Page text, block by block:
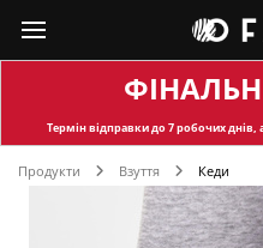
Термін відправкидо 7 робочих днів,
Продукти Взуття Кеди